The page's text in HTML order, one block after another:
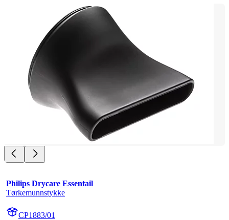
Philips Drycare Essentail
Tørkemunnstykke
CP1883/01